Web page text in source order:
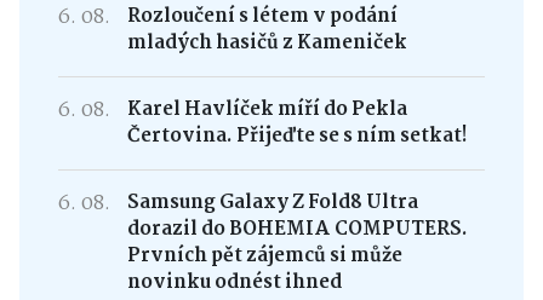
6. 08.
Rozloučení s létem v podání
mladých hasičů z Kameniček
6. 08.
Karel Havlíček míří do Pekla
Čertovina. Přijeďte se s ním setkat!
6. 08.
Samsung Galaxy Z Fold8 Ultra
dorazil do BOHEMIA COMPUTERS.
Prvních pět zájemců si může
novinku odnést ihned